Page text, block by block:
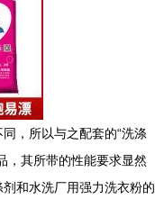
，所以与之配套的“洗涤
，其所带的性能要求显然
和水洗厂用强力洗衣粉的